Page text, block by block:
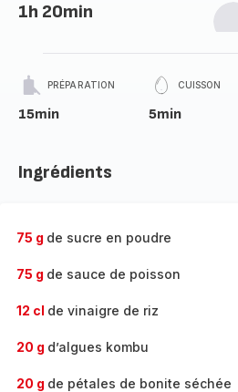
1h 20min
PRÉPARATION
15min
CUISSON
5min
Ingrédients
75 g de sucre en poudre
75 g de sauce de poisson
12 cl de vinaigre de riz
20 g d’algues kombu
20 g de pétales de bonite séchée